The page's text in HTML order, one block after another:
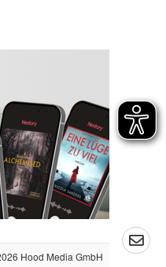
Hood Media GmbH